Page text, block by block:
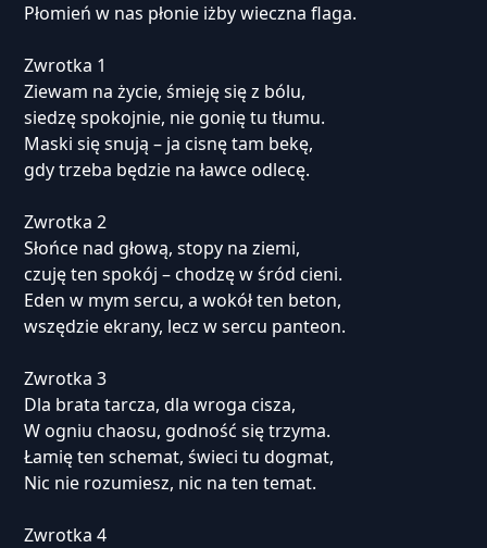
Płomień w nas płonie iżby wieczna flaga.
Zwrotka 1
Ziewam na życie, śmieję się z bólu,
siedzę spokojnie, nie gonię tu tłumu.
Maski się snują – ja cisnę tam bekę,
gdy trzeba będzie na ławce odlecę.
Zwrotka 2
Słońce nad głową, stopy na ziemi,
czuję ten spokój – chodzę w śród cieni.
Eden w mym sercu, a wokół ten beton,
wszędzie ekrany, lecz w sercu panteon.
Zwrotka 3
Dla brata tarcza, dla wroga cisza,
W ogniu chaosu, godność się trzyma.
Łamię ten schemat, świeci tu dogmat,
Nic nie rozumiesz, nic na ten temat.
Zwrotka 4